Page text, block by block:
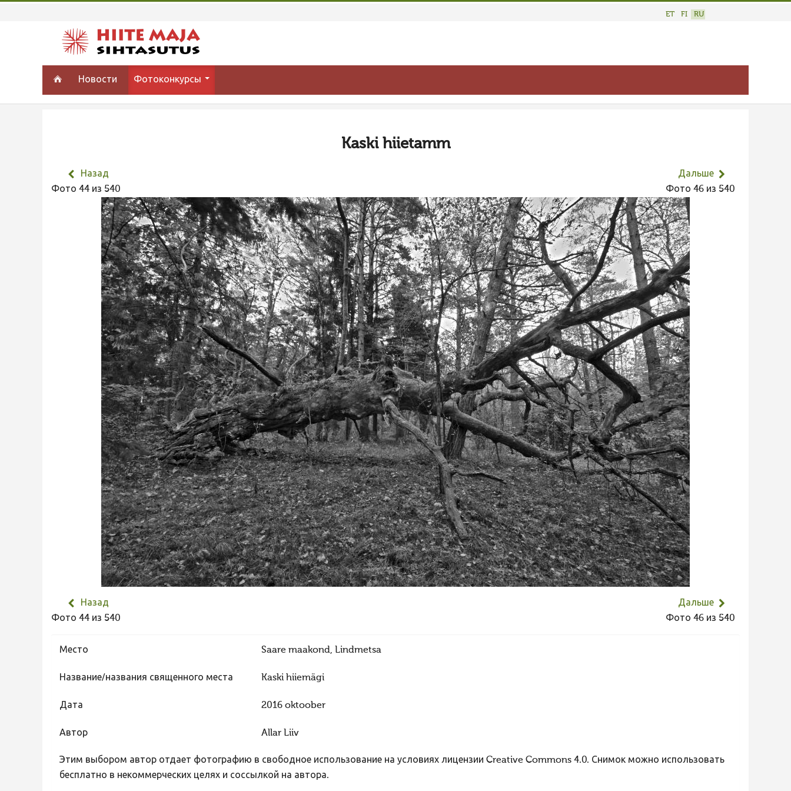
ET FI RU
Новости Фотоконкурсы
Kaski hiietamm
Назад
Фото 44 из 540
Дальше
Фото 46 из 540
Назад
Фото 44 из 540
Дальше
Фото 46 из 540
Место Saare maakond, Lindmetsa
Название/названия священного места Kaski hiiemägi
Дата 2016 oktoober
Автор Allar Liiv
Этим выбором автор отдает фотографию в свободное использование на условиях лицензии Creative Commons 4.0. Снимок можно использовать
бесплатно в некоммерческих целях и соссылкой на автора.